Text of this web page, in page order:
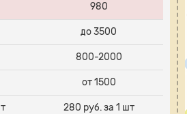
980
до 3500
800-2000
от 1500
280 руб. за 1 шт